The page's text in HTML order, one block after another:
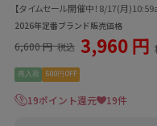
【タイムセール開催中！8/17(月
2026年定番ブランド販売価格
6,600 円 税込 3,960 円
再入荷 500円OFF
19ポイント還元 19件